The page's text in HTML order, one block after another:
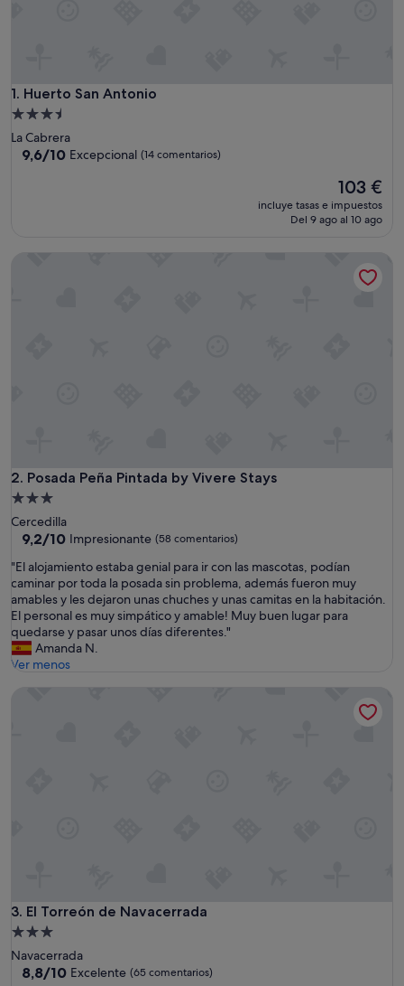
1. Huerto San Antonio
Huerto San Antonio
Alojamiento
de
3.5 estrellas
La Cabrera
9.6
9,6/10 Excepcional (14 comentarios)
El
precio
actual
103 €
incluye tasas e impuestos
Del 9 ago al 10 ago
2. Posada Peña Pintada by Vivere Stays
Posada Peña Pintada by Vivere Stays
Alojamiento
de
3.0 estrellas
Cercedilla
9.2
10,
Impresionante,
(58 comentarios)
9,2/10 Impresionante (58 comentarios)
"
E
l
a
l
o
j
e
a
"El alojamiento estaba genial para ir con las mascotas, podían
caminar por toda la posada sin problema, además fueron muy
amables y les dejaron unas chuches y unas camitas en la habitación.
El personal es muy simpático y amable! Muy buen lugar para
quedarse y pasar unos días diferentes."
Amanda N.
Ver menos
3. El Torreón de Navacerrada
El Torreón de Navacerrada
Alojamiento
de
3.0 estrellas
Navacerrada
8.8
8,8/10 Excelente (65 comentarios)